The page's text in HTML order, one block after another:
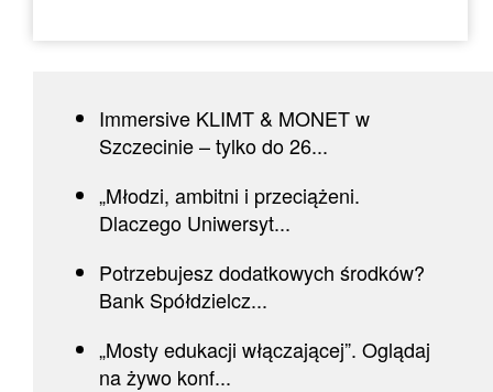
Immersive KLIMT & MONET w
Szczecinie – tylko do 26...
„Młodzi, ambitni i przeciążeni.
Dlaczego Uniwersyt...
Potrzebujesz dodatkowych środków?
Bank Spółdzielcz...
„Mosty edukacji włączającej”. Oglądaj
na żywo konf...